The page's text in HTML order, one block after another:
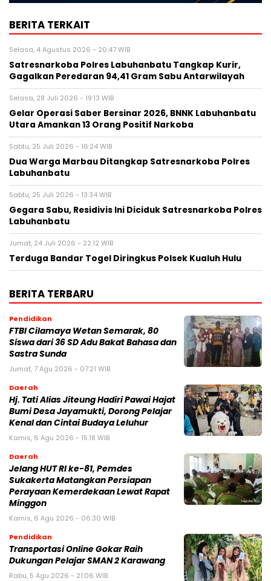
BERITA TERKAIT
Selasa, 4 Agustus 2026 - 20:47 WIB
Satresnarkoba Polres Labuhanbatu Tangkap Kurir,
Gagalkan Peredaran 94,41 Gram Sabu Antarwilayah
Selasa, 28 Juli 2026 - 19:13 WIB
Gelar Operasi Saber Bersinar 2026, BNNK Labuhanbatu
Utara Amankan 13 Orang Positif Narkoba
Sabtu, 25 Juli 2026 - 16:24 WIB
Dua Warga Marbau Ditangkap Satresnarkoba Polres
Labuhanbatu
Sabtu, 25 Juli 2026 - 13:34 WIB
Gegara Sabu, Residivis Ini Diciduk Satresnarkoba Polres
Labuhanbatu
Jumat, 24 Juli 2026 - 22:12 WIB
Terduga Bandar Togel Diringkus Polsek Kualuh Hulu
BERITA TERBARU
Pendidikan
FTBI Cilamaya Wetan Semarak, 80
Siswa dari 36 SD Adu Bakat Bahasa dan
Sastra Sunda
Jumat, 7 Agu 2026 - 07:21 WIB
Daerah
Hj. Tati Alias Jiteung Hadiri Pawai Hajat
Bumi Desa Jayamukti, Dorong Pelajar
Kenal dan Cintai Budaya Leluhur
Kamis, 6 Agu 2026 - 15:18 WIB
Daerah
Jelang HUT RI ke-81, Pemdes
Sukakerta Matangkan Persiapan
Perayaan Kemerdekaan Lewat Rapat
Minggon
Kamis, 6 Agu 2026 - 06:30 WIB
Pendidikan
Transportasi Online Gokar Raih
Dukungan Pelajar SMAN 2 Karawang
Rabu, 5 Agu 2026 - 21:06 WIB